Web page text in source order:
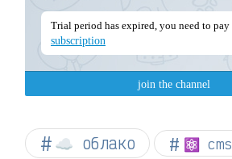
☁︎ облако ⚛ cms